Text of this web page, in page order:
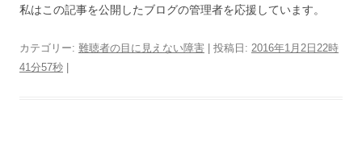
私はこの記事を公開したブログの管理者を応援しています。
カテゴリー: 難聴者の目に見えない障害 | 投稿日: 2016年1月2日22時
41分57秒